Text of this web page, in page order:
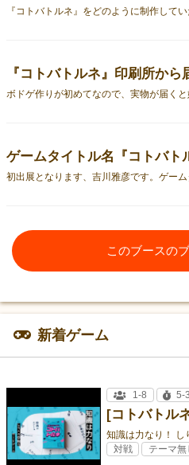
『コトバトルネ』印刷所から
ボドゲ作りが初めてなので、実物が届くと
ゲームタイトル名『コトバト
このブースの
新着ゲーム
[コトバトル
知識は力なり！ し
1-8 5-
対戦 テーマ無